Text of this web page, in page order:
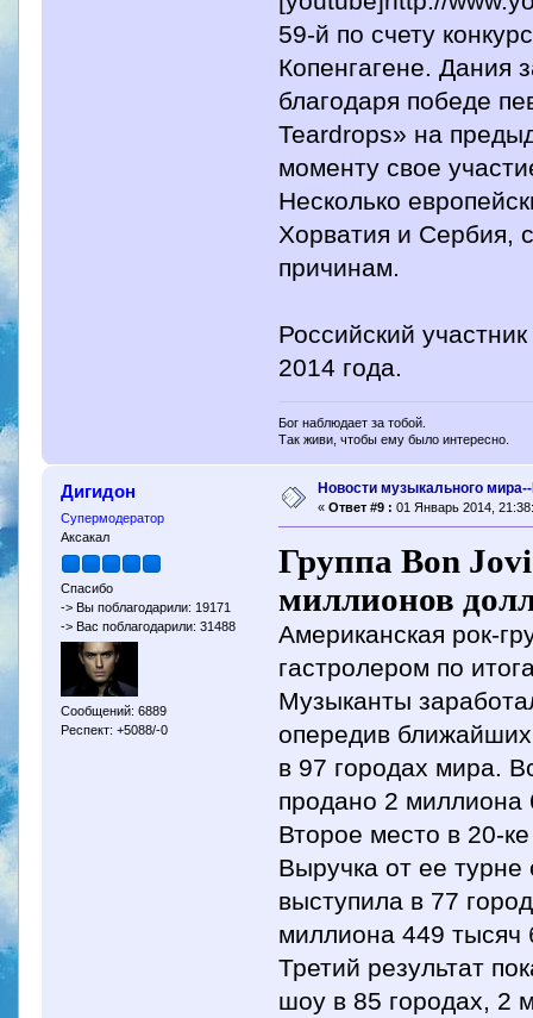
59-й по счету
Копенгагене. Дания
благодаря победе
Teardrops» на
моменту свое
Несколько
Хорватия и Сербия,
причинам.
Российский
2014 года.
Бог наблюдает за тобой.
Так живи, чтобы ему было интересно.
Дигидон
Супермодератор
Аксакал
Спасибо
-> Вы поблагодарили: 19171
-> Вас поблагодарили: 31488
Сообщений: 6889
Респект: +5088/-0
Новости музыкального
« Ответ #9 : 01 Январь 2014,
Группа Bon
миллионов
Американская рок-
гастролером по
Музыканты
опередив ближайших
в 97 городах мира.
продано 2 миллиона
Второе место в 20-
Выручка от ее
выступила в 77
миллиона 449 тысяч
Третий результат
шоу в 85 городах, 2